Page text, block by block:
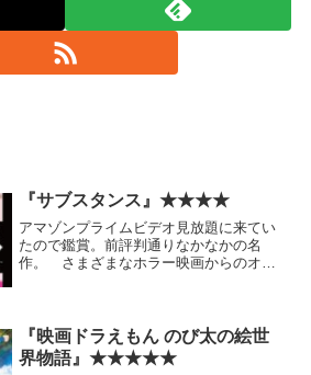
『サブスタンス』★★★★
アマゾンプライムビデオ見放題に来てい
たので鑑賞。前評判通りなかなかの名
作。 さまざまなホラー映画からのオマ
のようだ。
『映画ドラえもん のび太の絵世
界物語』★★★★★